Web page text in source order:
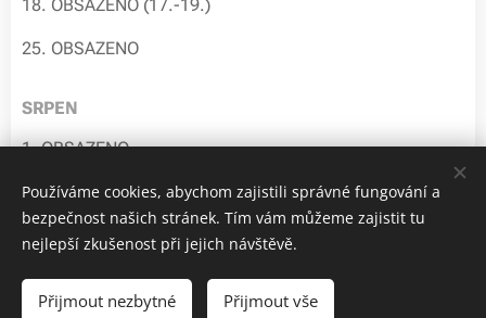
18. OBSAZENO (17.-19.)
25. OBSAZENO
SRPEN
1. OBSAZENO
8. OBSAZENO (7.-9.)
15. OBSAZENO (14.-16.)
22. OBSAZENO (21.-23.)
Používáme cookies, abychom zajistili správné fungování a
bezpečnost našich stránek. Tím vám můžeme zajistit tu
nejlepší zkušenost při jejich návštěvě.
Přijmout nezbytné Přijmout vše